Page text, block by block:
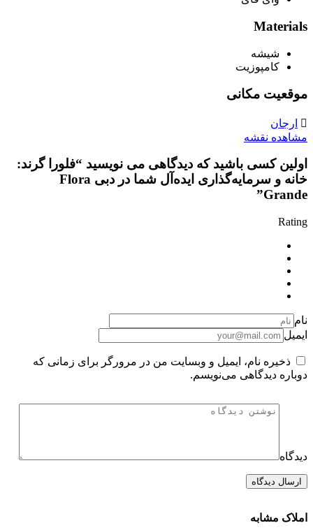
Materials
شیشه
کامپوزیت
موقعیت مکانی
ارجان
مشاهده نقشه
اولین کسی باشید که دیدگاهی می نویسید “فلورا گرند:
خانه و سرمایه‌گذاری ایده‌آل شما در دبی Flora
Grande”
Rating
نام
ایمیل
ذخیره نام، ایمیل و وبسایت من در مرورگر برای زمانی که
دوباره دیدگاهی می‌نویسم.
دیدگاه
املاک مشابه